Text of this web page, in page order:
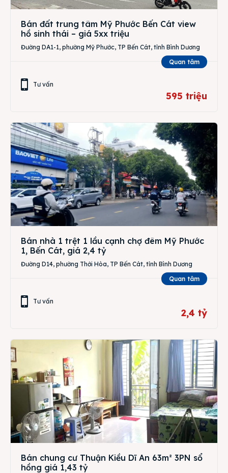
Bán đất trung tâm Mỹ Phước Bến Cát view
hồ sinh thái – giá 5xx triệu
Đường DA1-1, phường Mỹ Phước, TP Bến Cát, tỉnh Bình Dương
Quan tâm
Tư vấn
595 triệu
Bán nhà 1 trệt 1 lầu cạnh chợ đêm Mỹ Phước
1, Bến Cát, giá 2,4 tỷ
Đường D14, phường Thới Hòa, TP Bến Cát, tỉnh Bình Dương
Quan tâm
Tư vấn
2,4 tỷ
Bán chung cư Thuận Kiều Dĩ An 63m² 3PN sổ
hồng giá 1,43 tỷ